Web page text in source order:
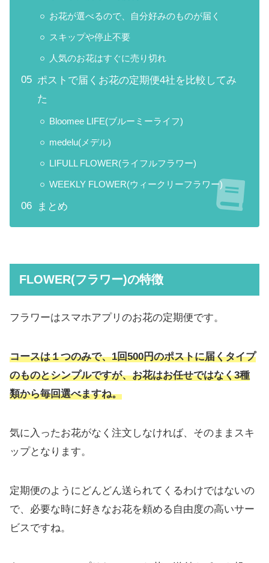
お花が選べるので、自分好みのものが届く
スキップや停止不要
人気のお花はすぐに売り切れ
ポストで届くお花の定期便4社を比較してみ
た
Bloomee LIFE(ブルーミーライフ)
medelu(メデル)
LIFULL FLOWER(ライフルフラワー)
WEEKLY FLOWER(ウィークリーフラワー)
まとめ
FLOWER(フラワー)の特徴
フラワーはスマホアプリのお花の定期便です。
コースは１つのみで、1回500円のポストに届くタイプ
のものとシンプルですが、お花はお任せではなく3種
類から毎回選べますね。
気に入ったお花がなく注文しなければ、そのままスキ
ップとなります。
定期便のようにどんどん送られてくるわけではないの
で、必要な時に好きなお花を頼める自由度の高いサー
ビスですね。